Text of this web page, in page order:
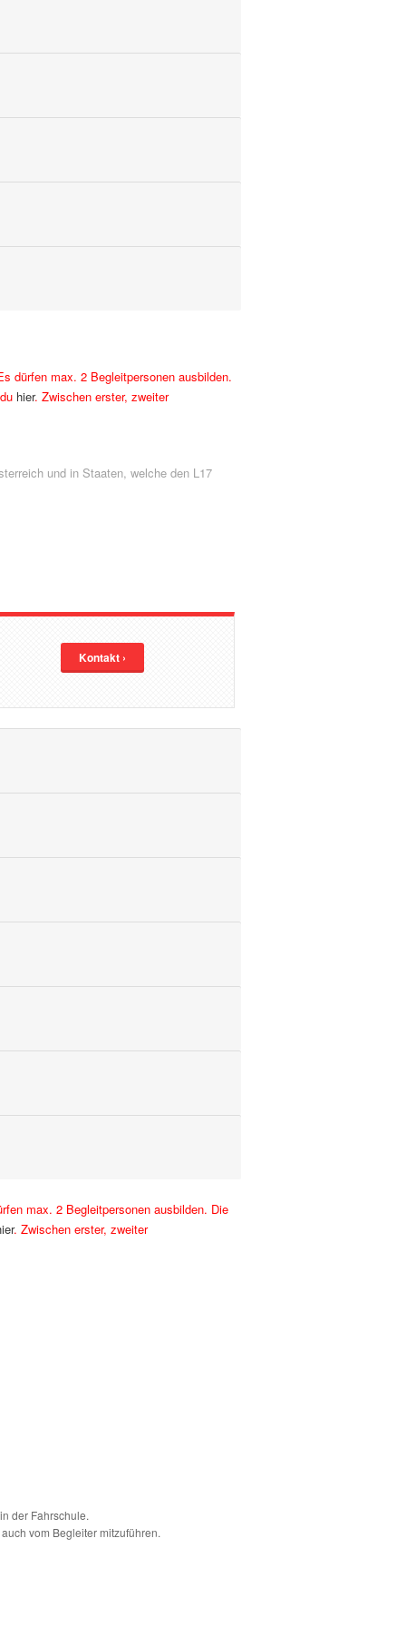
dürfen max. 2 Begleitpersonen ausbilden.
hier. Zwischen erster, zweiter
und in Staaten, welche den L17
Kontakt ›
max. 2 Begleitpersonen ausbilden. Die
. Zwischen erster, zweiter
der Fahrschule.
vom Begleiter mitzuführen.